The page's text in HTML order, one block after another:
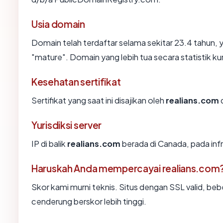
Usia domain
Domain telah terdaftar selama sekitar 23.4
"mature". Domain yang lebih tua secara statistik
Kesehatan sertifikat
Sertifikat yang saat ini disajikan oleh realians.com
Yurisdiksi server
IP di balik realians.comberada di Canada, pada
Haruskah Anda mempercayai
Skor kami murni teknis. Situs dengan SSL valid,
cenderung berskor lebih tinggi.